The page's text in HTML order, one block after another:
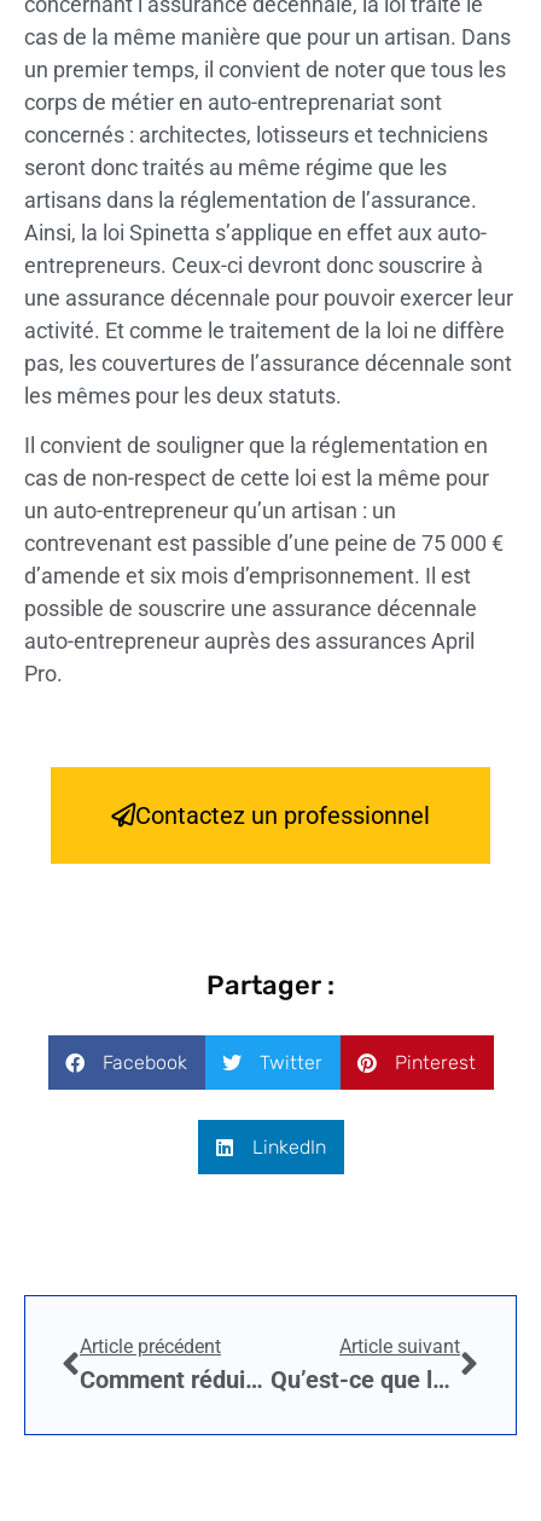
cas de la même manière que pour un artisan. Dans
un premier temps, il convient de noter que tous les
corps de métier en auto-entreprenariat sont
concernés : architectes, lotisseurs et techniciens
seront donc traités au même régime que les
artisans dans la réglementation de l’assurance.
Ainsi, la loi Spinetta s’applique en effet aux auto-
entrepreneurs. Ceux-ci devront donc souscrire à
une assurance décennale pour pouvoir exercer leur
activité. Et comme le traitement de la loi ne diffère
pas, les couvertures de l’assurance décennale sont
les mêmes pour les deux statuts.
Il convient de souligner que la réglementation en
cas de non-respect de cette loi est la même pour
un auto-entrepreneur qu’un artisan : un
contrevenant est passible d’une peine de 75 000 €
d’amende et six mois d’emprisonnement. Il est
possible de souscrire une assurance décennale
auto-entrepreneur auprès des assurances April
Pro.
Contactez un professionnel
Partager :
Facebook Twitter Pinterest
LinkedIn
Article précédent
Comment réduire les déchets ?
Article suivant
Qu’est-ce que la GTB et quel est sa portée ?